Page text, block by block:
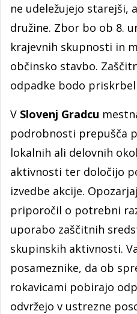
ne udeležujejo starejši,
družine. Zbor bo ob 8.
krajevnih skupnosti in
občinsko stavbo.
odpadke bodo
V Slovenj Gradcu
podrobnosti prepušča
lokalnih ali delovnih
aktivnosti ter določijo
izvedbe akcije.
priporočil o potrebni
uporabo zaščitnih
skupinskih aktivnosti.
posameznike, da ob
rokavicami pobirajo
odvržejo v ustrezne